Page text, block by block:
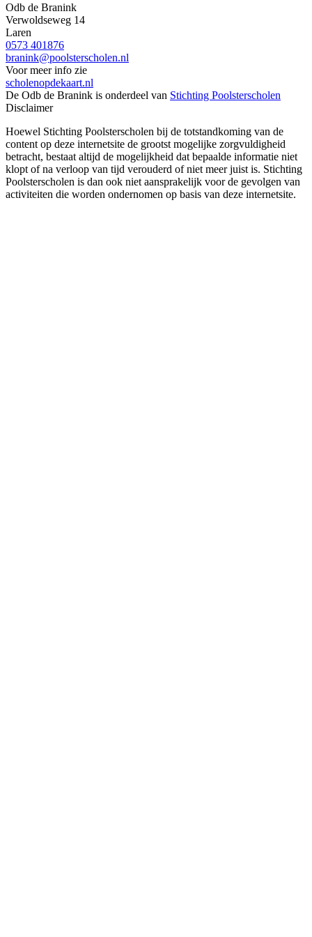
Odb de Branink
Verwoldseweg 14
Laren
0573 401876
branink@poolsterscholen.nl
Voor meer info zie
scholenopdekaart.nl
De Odb de Branink is onderdeel van Stichting Poolsterscholen
Disclaimer
Hoewel Stichting Poolsterscholen bij de totstandkoming van de
content op deze internetsite de grootst mogelijke zorgvuldigheid
betracht, bestaat altijd de mogelijkheid dat bepaalde informatie niet
klopt of na verloop van tijd verouderd of niet meer juist is. Stichting
Poolsterscholen is dan ook niet aansprakelijk voor de gevolgen van
activiteiten die worden ondernomen op basis van deze internetsite.